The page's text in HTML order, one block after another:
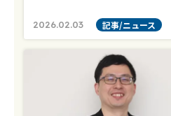
2026.02.03 記事/ニュース